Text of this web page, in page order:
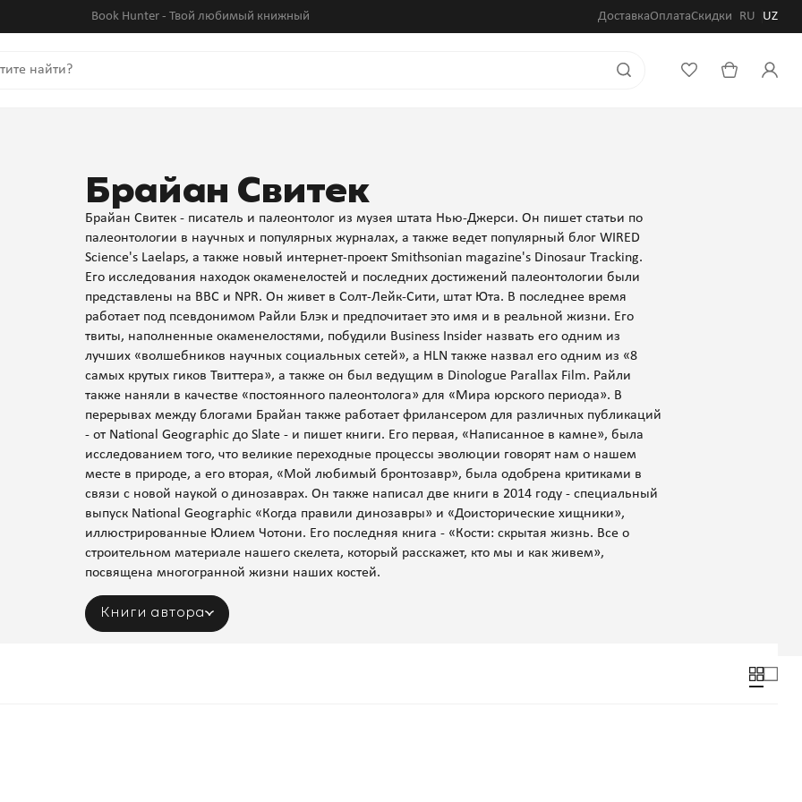
Book Hunter - Твой любимый книжный ДоставкаОплатаСкидки RU UZ
Брайан Свитек
Брайан Свитек - писатель и палеонтолог из музея штата Нью-Джерси. Он пишет статьи по
палеонтологии в научных и популярных журналах, а также ведет популярный блог WIRED
Science's Laelaps, а также новый интернет-проект Smithsonian magazine's Dinosaur Tracking.
Его исследования находок окаменелостей и последних достижений палеонтологии были
представлены на BBC и NPR. Он живет в Солт-Лейк-Сити, штат Юта. В последнее время
работает под псевдонимом Райли Блэк и предпочитает это имя и в реальной жизни. Его
твиты, наполненные окаменелостями, побудили Business Insider назвать его одним из
лучших «волшебников научных социальных сетей», а HLN также назвал его одним из «8
самых крутых гиков Твиттера», а также он был ведущим в Dinologue Parallax Film. Райли
также наняли в качестве «постоянного палеонтолога» для «Мира юрского периода». В
перерывах между блогами Брайан также работает фрилансером для различных публикаций
- от National Geographic до Slate - и пишет книги. Его первая, «Написанное в камне», была
исследованием того, что великие переходные процессы эволюции говорят нам о нашем
месте в природе, а его вторая, «Мой любимый бронтозавр», была одобрена критиками в
связи с новой наукой о динозаврах. Он также написал две книги в 2014 году - специальный
выпуск National Geographic «Когда правили динозавры» и «Доисторические хищники»,
иллюстрированные Юлием Чотони. Его последняя книга - «Кости: скрытая жизнь. Все о
строительном материале нашего скелета, который расскажет, кто мы и как живем»,
посвящена многогранной жизни наших костей.
Книги автора